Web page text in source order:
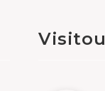
Visitou